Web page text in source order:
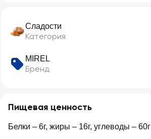
Сладости
Категория
MIREL
Бренд
Пищевая ценность
Белки – 6г, жиры – 16г, углеводы – 60г